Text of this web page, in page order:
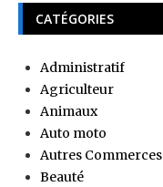
CATÉGORIES
Administratif
Agriculteur
Animaux
Auto moto
Autres Commerces
Beauté